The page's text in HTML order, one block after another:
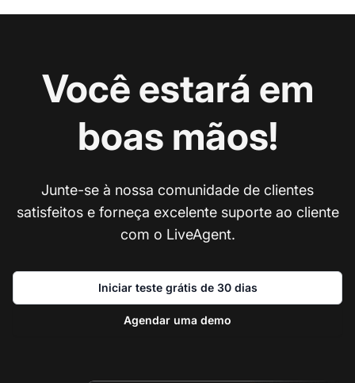
Você estará em
boas mãos!
Junte-se à nossa comunidade de clientes
satisfeitos e forneça excelente suporte ao cliente
com o LiveAgent.
Iniciar teste grátis de 30 dias
Agendar uma demo